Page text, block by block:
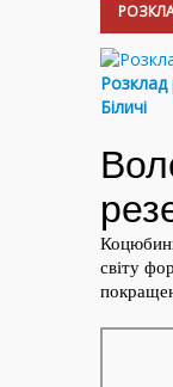
Розклад
Біличі